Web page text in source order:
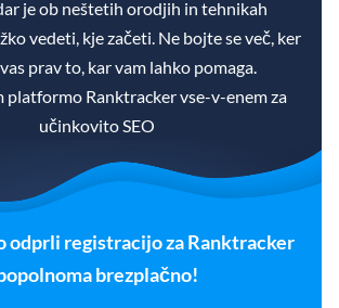
je ob neštetih orodjih in tehnikah
vedeti, kje začeti. Ne bojte se več, ker
prav to, kar vam lahko pomaga.
platformo Ranktracker vse-v-enem za
učinkovito SEO
odprli registracijo za Ranktracker
brezplačno!